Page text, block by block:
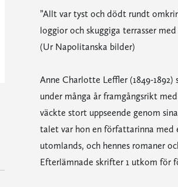
”Allt var tyst och dödt rundt
loggior och skuggiga terrasser
(Ur Napolitanska bilder)
Anne Charlotte Leffler (1849-
under många år framgångsrikt
väckte stort uppseende genom
talet var hon en författarinna med
utomlands, och hennes romaner
Efterlämnade skrifter 1 utkom för